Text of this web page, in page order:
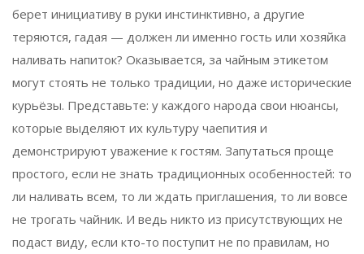
берет инициативу в руки инстинктивно, а другие
теряются, гадая — должен ли именно гость или хозяйка
наливать напиток? Оказывается, за чайным этикетом
могут стоять не только традиции, но даже исторические
курьёзы. Представьте: у каждого народа свои нюансы,
которые выделяют их культуру чаепития и
демонстрируют уважение к гостям. Запутаться проще
простого, если не знать традиционных особенностей: то
ли наливать всем, то ли ждать приглашения, то ли вовсе
не трогать чайник. И ведь никто из присутствующих не
подаст виду, если кто-то поступит не по правилам, но